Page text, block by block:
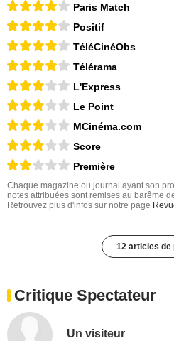
Paris Match
Positif
TéléCinéObs
Télérama
L'Express
Le Point
MCinéma.com
Score
Première
Chaque magazine ou journal ayant son
notes attribuées sont remises au barême
Retrouvez plus d'infos sur notre page
12 articles de
Critique Spectateur
Un visiteur